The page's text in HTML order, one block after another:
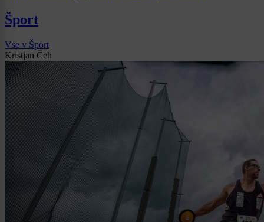
Šport
Vse v Šport
Kristjan Čeh